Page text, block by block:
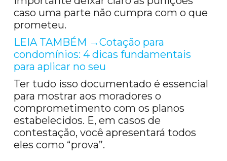
caso uma parte não cumpra com o que
prometeu.
LEIA TAMBÉM →Cotação para
condomínios: 4 dicas fundamentais
para aplicar no seu
Ter tudo isso documentado é essencial
para mostrar aos moradores o
comprometimento com os planos
estabelecidos. E, em casos de
contestação, você apresentará todos
eles como “prova”.